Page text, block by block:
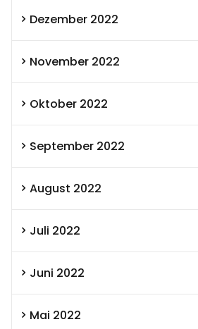
Dezember 2022
November 2022
Oktober 2022
September 2022
August 2022
Juli 2022
Juni 2022
Mai 2022